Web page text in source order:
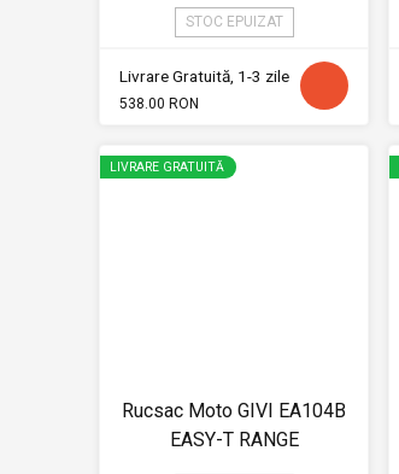
STOC EPUIZAT
Livrare Gratuită, 1-3 zile
538.00 RON
LIVRARE GRATUITĂ
Rucsac Moto GIVI EA104B
EASY-T RANGE